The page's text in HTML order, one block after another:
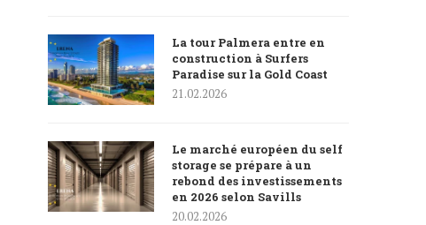
La tour Palmera entre en
construction à Surfers
Paradise sur la Gold Coast
21.02.2026
Le marché européen du self
storage se prépare à un
rebond des investissements
en 2026 selon Savills
20.02.2026